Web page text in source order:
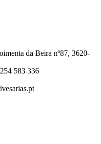
da Beira nº87, 3620-
583 336